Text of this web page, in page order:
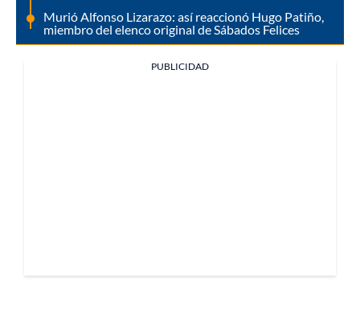
Murió Alfonso Lizarazo: así reaccionó Hugo Patiño,
miembro del elenco original de Sábados Felices
PUBLICIDAD